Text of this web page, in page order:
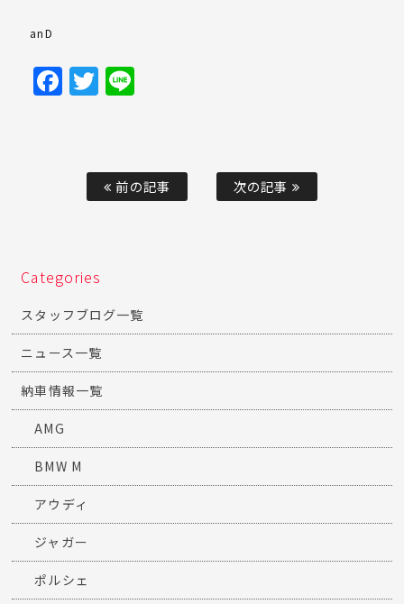
anD
Facebook
Twitter
前の記事 次の記事
Categories
スタッフブログ一覧
ニュース一覧
納車情報一覧
AMG
BMW M
アウディ
ジャガー
ポルシェ